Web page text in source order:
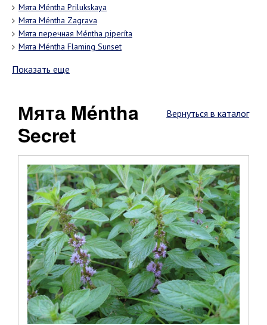
Мята Méntha Prilukskaya
Мята Méntha Zagrava
Мята перечная Méntha piperíta
Мята Méntha Flaming Sunset
Показать еще
Вернуться в каталог
Мята Méntha
Secret